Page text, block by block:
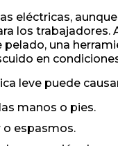
eléctricas,
los trabajadores.
pelado, una
en
leve puede
manos o pies.
o espasmos.